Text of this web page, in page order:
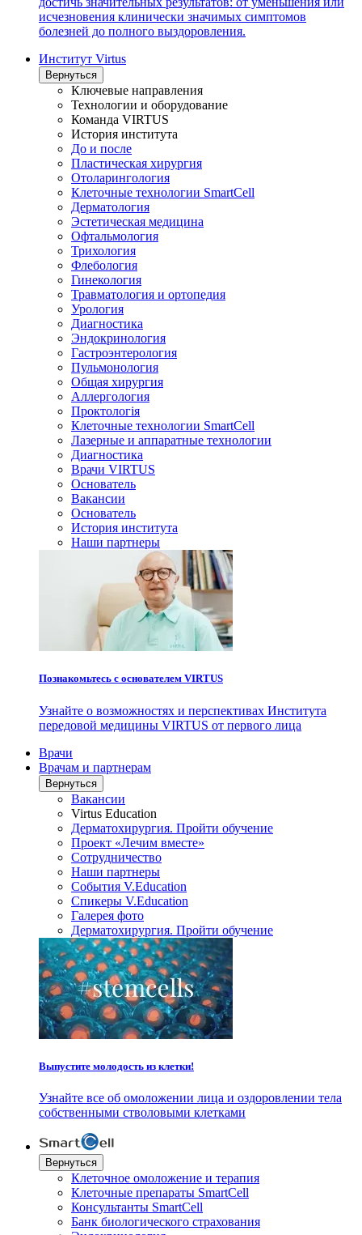
исчезновения клинически значимых симптомов
болезней до полного выздоровления.
Институт Virtus
Вернуться
Ключевые направления
Технологии и оборудование
Команда VIRTUS
История института
До и после
Пластическая хирургия
Отоларингология
Клеточные технологии SmartCell
Дерматология
Эстетическая медицина
Офтальмология
Трихология
Флебология
Гинекология
Травматология и ортопедия
Урология
Диагностика
Эндокринология
Гастроэнтерология
Пульмонология
Общая хирургия
Аллергология
Проктологія
Клеточные технологии SmartCell
Лазерные и аппаратные технологии
Диагностика
Врачи VIRTUS
Основатель
Вакансии
Основатель
История института
Наши партнеры
Познакомьтесь с основателем VIRTUS
Узнайте о возможностях и перспективах Института
передовой медицины VIRTUS от первого лица
Врачи
Врачам и партнерам
Вернуться
Вакансии
Virtus Education
Дерматохирургия. Пройти обучение
Проект «Лечим вместе»
Сотрудничество
Наши партнеры
События V.Education
Спикеры V.Education
Галерея фото
Дерматохирургия. Пройти обучение
Выпустите молодость из клетки!
Узнайте все об омоложении лица и оздоровлении тела
собственными стволовыми клетками
Вернуться
Клеточное омоложение и терапия
Клеточные препараты SmartCell
Консультанты SmartCell
Банк биологического страхования